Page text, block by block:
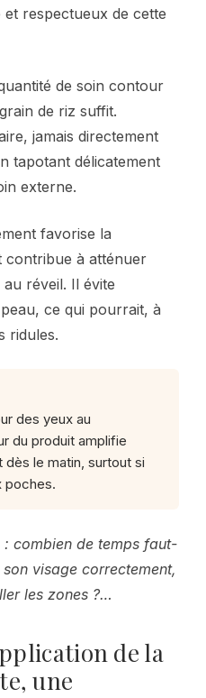
respectueux de cette
de soin contour
de riz suffit.
jamais directement
tapotant délicatement
externe.
favorise la
contribue à atténuer
réveil. Il évite
ce qui pourrait, à
ridules.
des yeux au
du produit amplifie
le matin, surtout si
poches.
combien de temps faut-
visage correctement,
les zones ?…
de la
une